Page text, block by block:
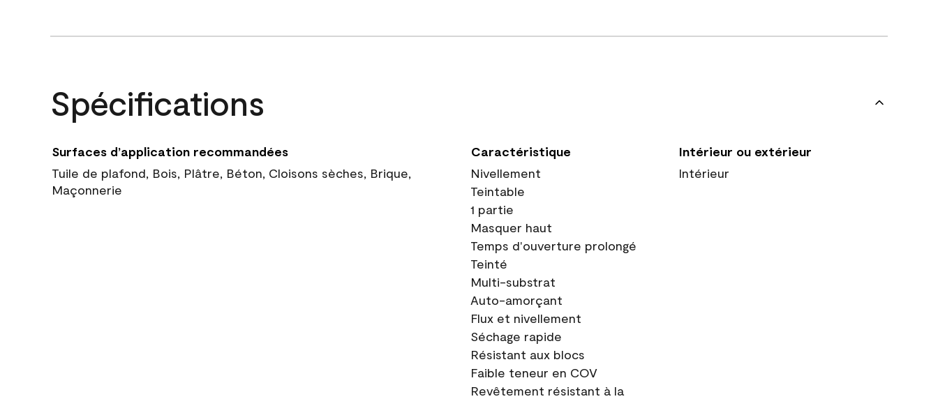
Spécifications
Surfaces d’application recommandées
Tuile de plafond, Bois, Plâtre, Béton, Cloisons sèches, Brique,
Maçonnerie
Caractéristique
Nivellement
Teintable
1 partie
Masquer haut
Temps d'ouverture prolongé
Teinté
Multi-substrat
Auto-amorçant
Flux et nivellement
Séchage rapide
Résistant aux blocs
Faible teneur en COV
Revêtement résistant à la
Intérieur ou extérieur
Intérieur